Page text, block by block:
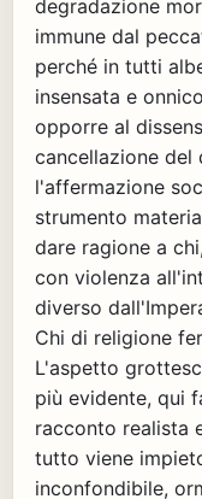
degradazione
immune dal
perché in tutti
insensata e
opporre al
cancellazione del
l'affermazione
strumento
dare ragione a
con violenza
diverso
Chi di religione
L'aspetto
più evidente, qui
racconto realista
tutto viene
inconfondibile,